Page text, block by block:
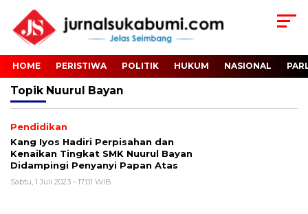
HOME PERISTIWA POLITIK HUKUM NASIONAL
Topik Nuurul Bayan
Pendidikan
Kang Iyos Hadiri Perpisahan dan
Kenaikan Tingkat SMK Nuurul Bayan
Didampingi Penyanyi Papan Atas
Sabtu, 1 Juli 2023 - 17:01 WIB